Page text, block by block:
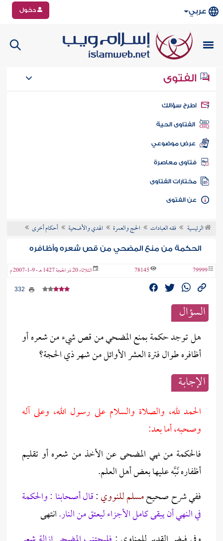
عربي دخول
الفتوى
سؤالك
الفتاوى الحية
عرض موضوعي
فتاوى معاصرة
مختارات الفتاوى
الفتوى
الرئيسية فقه العبادات الحج والعمرة الهدي والأضحية أحكام أخرى
الحكمة من منع المضحي من قص شعره وأظافره
79999
78145 الثلاثاء 20 ذو الحجة 1427 هـ - 9-1-2007 م
السؤال
هل توجد حكمة بمنع المضحي من قص شيء من شعره أو
أظافره طوال فترة العشر الأوائل من شهر ذي الحجة؟
الإجابــة
الحمد لله، والصلاة والسلام على رسول الله، وعلى آله
وصحبه، أما بعد:
فالحكمة من نهي المضحى عن الأخذ من شعره أو تقليم
أظفاره نَبَّه عليها بعض أهل العلم.
ففي شرح صحيحمسلمللنووي:قال أصحابنا : والحكمة
في النهي أن يبقى كامل الأجزاء ليعتق من النار.انتهى